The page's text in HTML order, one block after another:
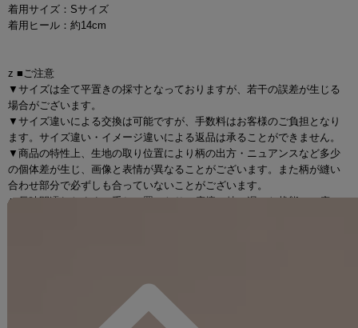
着用サイズ：Sサイズ
着用ヒール：約14cm
z ■ご注意
▼サイズは全て平置きの採寸となっておりますが、若干の誤差が生じる
場合がございます。
▼サイズ違いによる交換は可能ですが、手数料はお客様のご負担となり
ます。サイズ違い・イメージ違いによる返品は承ることができません。
▼商品の特性上、生地の取り位置により柄の出方・ニュアンスなど多少
の個体差が生じ、画像と表情が異なることがございます。また柄が縫い
合わせ部分で必ずしも合っていないことがございます。
▼長時間濡れたままで重ねて置いたり、摩擦（特に湿った状態での摩
リーニング店とご相談の上、目立たない部分で試してから行ってくださ
い。 汚れた部分は部分洗いをしていただくことをおすすめいたします。